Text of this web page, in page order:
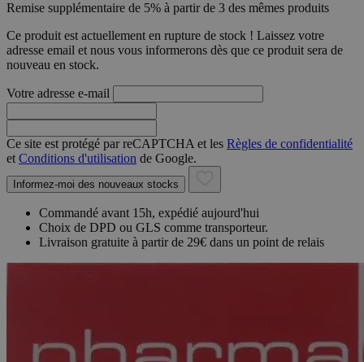
Remise supplémentaire de 5% à partir de 3 des mêmes produits
Ce produit est actuellement en rupture de stock ! Laissez votre
adresse email et nous vous informerons dès que ce produit sera de
nouveau en stock.
Votre adresse e-mail
Ce site est protégé par reCAPTCHA et les Règles de confidentialité
et Conditions d'utilisation de Google.
Informez-moi des nouveaux stocks
Commandé avant 15h, expédié aujourd'hui
Choix de DPD ou GLS comme transporteur.
Livraison gratuite à partir de 29€ dans un point de relais